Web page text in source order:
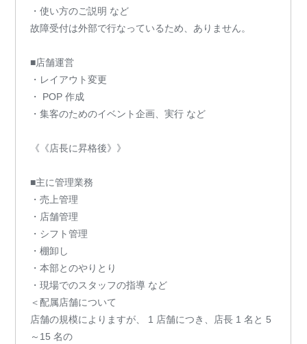
・使い方のご説明 など
故障受付は外部で行なっているため、ありません。
■店舗運営
・レイアウト変更
・ POP 作成
・集客のためのイベント企画、実行 など
《《店長に昇格後》》
■主に管理業務
・売上管理
・店舗管理
・シフト管理
・棚卸し
・本部とのやりとり
・現場でのスタッフの指導 など
＜配属店舗について
店舗の規模によりますが、 1 店舗につき、店長 1 名と 5
～15 名の